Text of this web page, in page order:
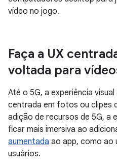
vídeo no jogo.
Faça a UX
voltada para
Até o 5G, a experiência
centrada em fotos ou clipes
adição de recursos de 5G, a
ficar mais imersiva ao
aumentada ao app, como ao
usuários.